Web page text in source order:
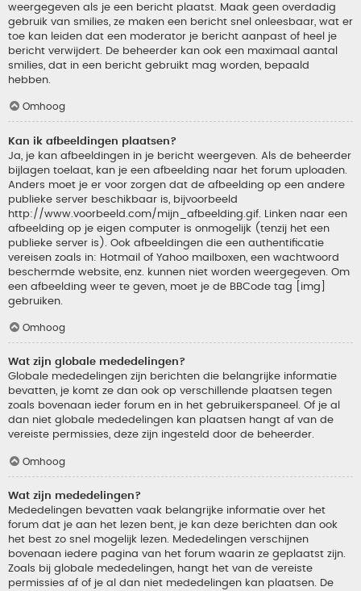
weergegeven als je een bericht plaatst. Maak geen overdadig
gebruik van smilies, ze maken een bericht snel onleesbaar, wat er
toe kan leiden dat een moderator je bericht aanpast of heel je
bericht verwijdert. De beheerder kan ook een maximaal aantal
smilies, dat in een bericht gebruikt mag worden, bepaald
hebben.
Omhoog
Kan ik afbeeldingen plaatsen?
Ja, je kan afbeeldingen in je bericht weergeven. Als de beheerder
bijlagen toelaat, kan je een afbeelding naar het forum uploaden.
Anders moet je er voor zorgen dat de afbeelding op een andere
publieke server beschikbaar is, bijvoorbeeld
http://www.voorbeeld.com/mijn_afbeelding.gif. Linken naar een
afbeelding op je eigen computer is onmogelijk (tenzij het een
publieke server is). Ook afbeeldingen die een authentificatie
vereisen zoals in: Hotmail of Yahoo mailboxen, een wachtwoord
beschermde website, enz. kunnen niet worden weergegeven. Om
een afbeelding weer te geven, moet je de BBCode tag [img]
gebruiken.
Omhoog
Wat zijn globale mededelingen?
Globale mededelingen zijn berichten die belangrijke informatie
bevatten, je komt ze dan ook op verschillende plaatsen tegen
zoals bovenaan ieder forum en in het gebruikerspaneel. Of je al
dan niet globale mededelingen kan plaatsen hangt af van de
vereiste permissies, deze zijn ingesteld door de beheerder.
Omhoog
Wat zijn mededelingen?
Mededelingen bevatten vaak belangrijke informatie over het
forum dat je aan het lezen bent, je kan deze berichten dan ook
het best zo snel mogelijk lezen. Mededelingen verschijnen
bovenaan iedere pagina van het forum waarin ze geplaatst zijn.
Zoals bij globale mededelingen, hangt het van de vereiste
permissies af of je al dan niet mededelingen kan plaatsen. De